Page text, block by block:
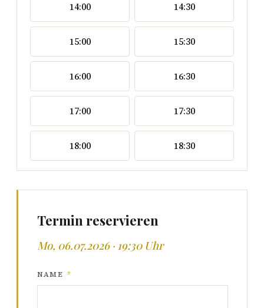
14:00 14:30
15:00 15:30
16:00 16:30
17:00 17:30
18:00 18:30
Termin reservieren
Mo, 06.07.2026 · 19:30 Uhr
NAME *